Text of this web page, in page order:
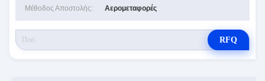
Μέθοδος Αποστολής: Αερομεταφορές
RFQ